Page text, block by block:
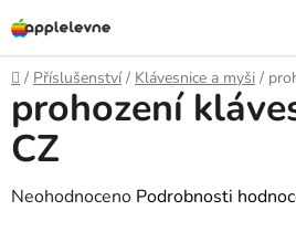
na
obsah
Domů
/ Příslušenství / Klávesnice a myši /
prohození
CZ
Průměrné
Neohodnoceno Podrobnosti